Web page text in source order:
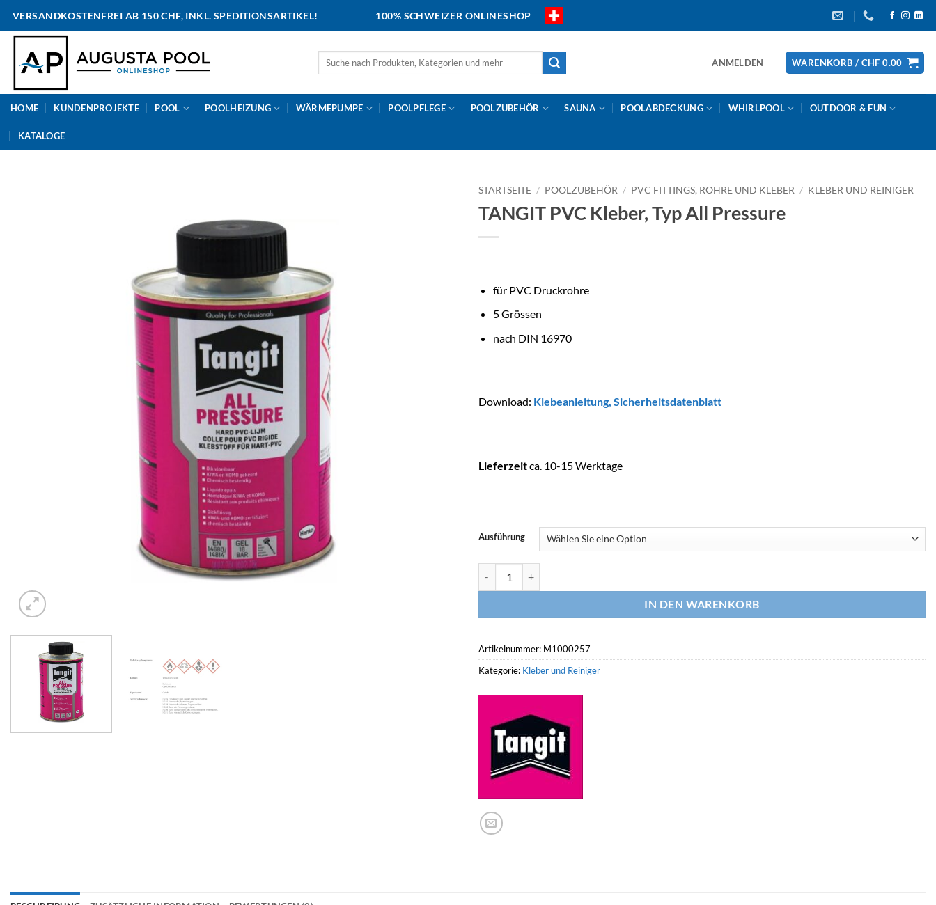
VERSANDKOSTENFREI AB 150 CHF, INKL. SPEDITIONSARTIKEL! 100% SCHWEIZER ONLINESHOP
Suche
ANMELDEN WARENKORB / CHF 0.00
HOME KUNDENPROJEKTE POOL POOLHEIZUNG WÄRMEPUMPE POOLPFLEGE POOLZUBEHÖR SAUNA POOLABDECKUNG WHIRLPOOL OUTDOOR & FUN
KATALOGE
STARTSEITE / POOLZUBEHÖR / PVC FITTINGS, ROHRE UND KLEBER / KLEBER UND REINIGER
TANGIT PVC Kleber, Typ All Pressure
für PVC Druckrohre
5 Grössen
nach DIN 16970
Download: Klebeanleitung, Sicherheitsdatenblatt
Lieferzeitca. 10-15 Werktage
Ausführung
IN DEN WARENKORB
Artikelnummer: M1000257
Kategorie: Kleber und Reiniger